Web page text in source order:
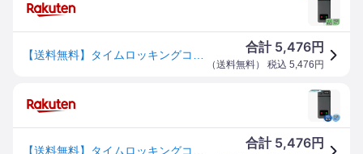
合計 5,476円
（送料無料） 税込 5,476 円
合計 5,476円